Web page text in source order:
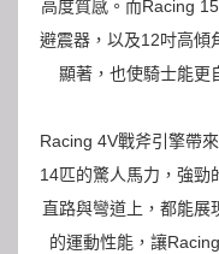
高度質感。而Racing
避震器，以及12吋高傾
顯著，也使騎士能更
Racing 4V戰斧引擎帶
14匹的驚人馬力，強勁
直路與彎道上，都能展
的運動性能，讓